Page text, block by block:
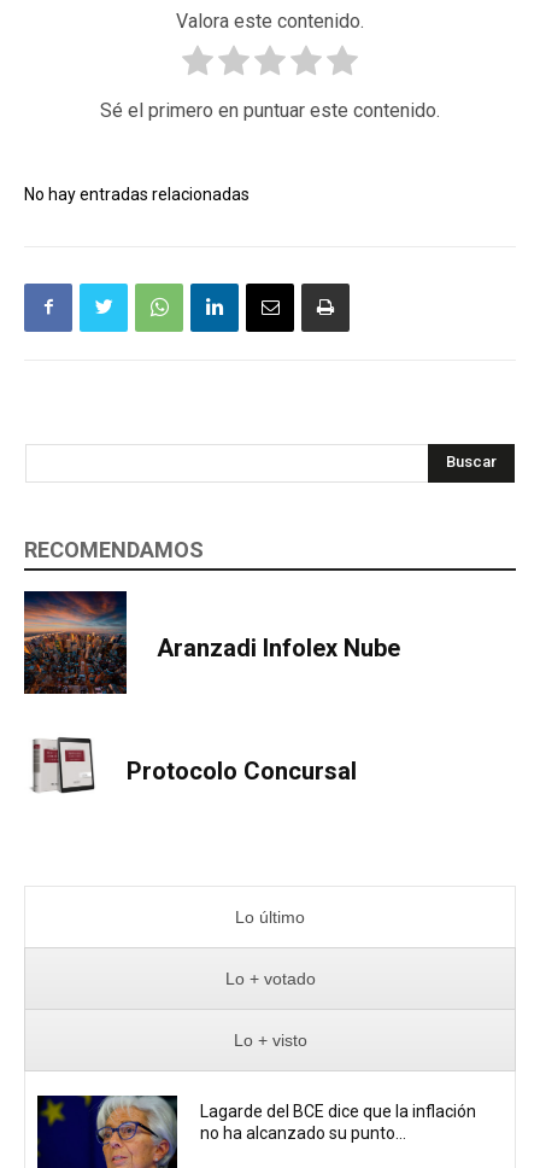
Valora este contenido.
Sé el primero en puntuar este contenido.
No hay entradas relacionadas
Buscar
RECOMENDAMOS
Aranzadi Infolex Nube
Protocolo Concursal
Lo último
Lo + votado
Lo + visto
Lagarde del BCE dice que la inflación
no ha alcanzado su punto...